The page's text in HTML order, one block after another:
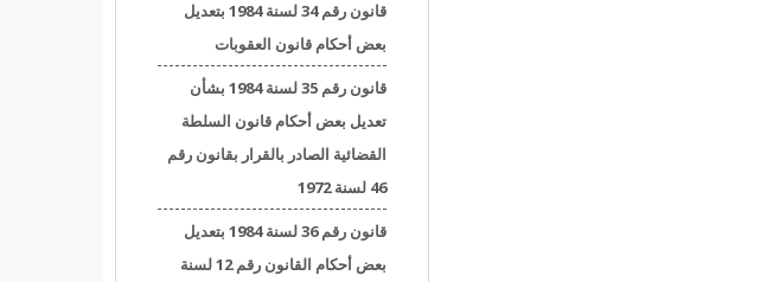
قانون رقم 34 لسنة 1984 بتعديل
بعض أحكام قانون العقوبات
قانون رقم 35 لسنة 1984 بشأن
تعديل بعض أحكام قانون السلطة
القضائية الصادر بالقرار بقانون رقم
46 لسنة 1972
قانون رقم 36 لسنة 1984 بتعديل
بعض أحكام القانون رقم 12 لسنة